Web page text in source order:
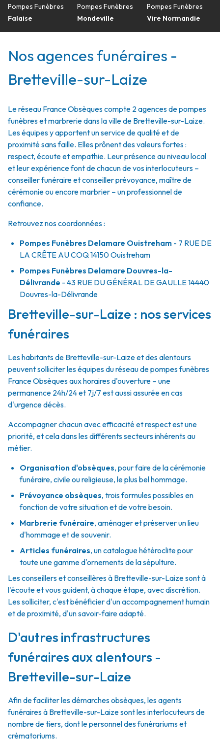
Pompes Funèbres
Falaise
Pompes Funèbres
Mondeville
Pompes Funèbres
Vire Normandie
Nos agences funéraires -
Bretteville-sur-Laize
Le réseau France Obsèques compte 2 agences de pompes
funèbres et marbrerie dans la ville de Bretteville-sur-Laize.
Les équipes y apportent un service de qualité et de
proximité sans faille. Elles prônent des valeurs fortes :
respect, écoute et empathie. Leur présence au niveau local
et leur expérience font de chacun de vos interlocuteurs –
conseiller funéraire et conseiller prévoyance, maître de
cérémonie ou encore marbrier – un professionnel de
confiance.
Retrouvez nos coordonnées :
Pompes Funèbres Delamare Ouistreham - 7 RUE DE
LA CRÊTE AU COQ14150Ouistreham
Pompes Funèbres Delamare Douvres-la-
Délivrande - 43 RUE DU GÉNÉRAL DE GAULLE14440
Douvres-la-Délivrande
Bretteville-sur-Laize : nos services
funéraires
Les habitants de Bretteville-sur-Laize et des alentours
peuvent solliciter les équipes du réseau de pompes funèbres
France Obsèques aux horaires d'ouverture – une
permanence 24h/24 et 7j/7 est aussi assurée en cas
d'urgence décès.
Accompagner chacun avec efficacité et respect est une
priorité, et cela dans les différents secteurs inhérents au
métier.
Organisation d'obsèques, pour faire de la cérémonie
funéraire, civile ou religieuse, le plus bel hommage.
Prévoyance obsèques, trois formules possibles en
fonction de votre situation et de votre besoin.
Marbrerie funéraire, aménager et préserver un lieu
d'hommage et de souvenir.
Articles funéraires, un catalogue hétéroclite pour
toute une gamme d'ornements de la sépulture.
Les conseillers et conseillères à Bretteville-sur-Laize sont à
l'écoute et vous guident, à chaque étape, avec discrétion.
Les solliciter, c'est bénéficier d'un accompagnement humain
et de proximité, d'un savoir-faire adapté.
D'autres infrastructures
funéraires aux alentours -
Bretteville-sur-Laize
Afin de faciliter les démarches obsèques, les agents
funéraires à Bretteville-sur-Laize sont les interlocuteurs de
nombre de tiers, dont le personnel des funérariums et
crématoriums.